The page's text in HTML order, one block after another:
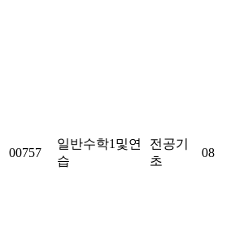
00757
일반수학1및연
습
전공기
초
08